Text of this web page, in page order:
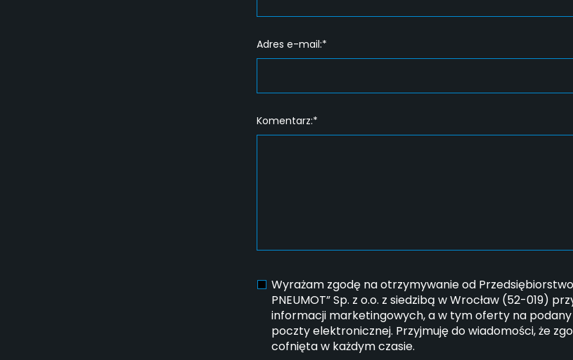
Adres e-mail:*
Komentarz:*
Wyrażam zgodę na otrzymywanie od Przedsiębiorstwo
PNEUMOT” Sp. z o.o. z siedzibą w Wrocław (52-019)
informacji marketingowych, a w tym oferty na
poczty elektronicznej. Przyjmuję do wiadomości, że
cofnięta w każdym czasie.